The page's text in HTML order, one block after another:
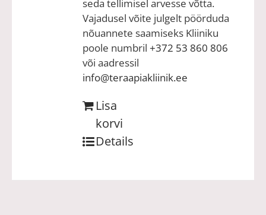
seda tellimisel arvesse võtta.
Vajadusel võite julgelt pöörduda
nõuannete saamiseks Kliiniku
poole numbril+372 53 860 806
või aadressil
info@teraapiakliinik.ee
Lisa
korvi
Details